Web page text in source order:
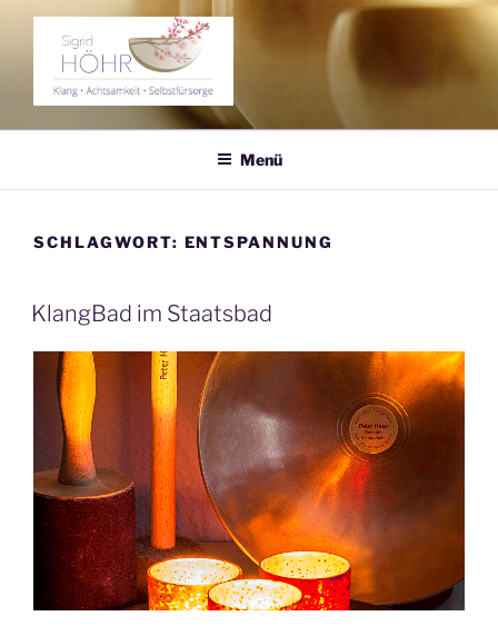
Zum
springen
KLANGERLEBNIS SIGRID
Klang – Achtsamkeit – Selbstfürsorge
Menü
SCHLAGWORT: ENTSPANNUNG
KlangBad im Staatsbad